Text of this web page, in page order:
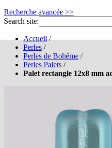
Recherche avancée >>
Search site:
Accueil /
Perles /
Perles de Bohême /
Perles Palets /
Palet rectangle 12x8 mm